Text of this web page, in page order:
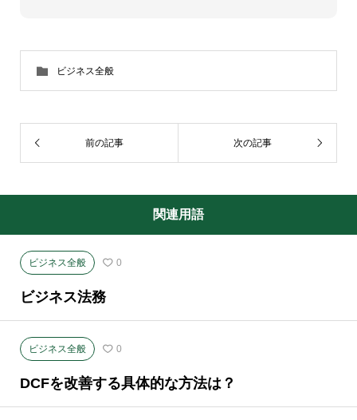
ビジネス全般
前の記事 次の記事
関連用語
ビジネス全般 0
ビジネス法務
ビジネス全般 0
DCFを改善する具体的な方法は？